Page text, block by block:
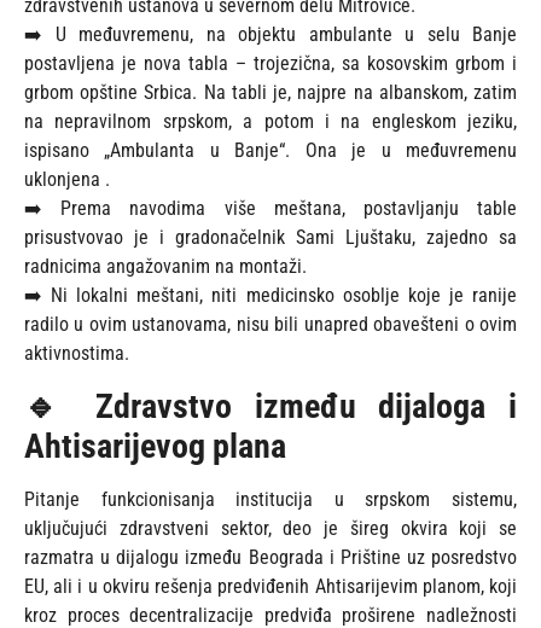
zdravstvenih ustanova u severnom delu Mitrovice.
➡️ U međuvremenu, na objektu ambulante u selu Banje
postavljena je nova tabla – trojezična, sa kosovskim grbom i
grbom opštine Srbica. Na tabli je, najpre na albanskom, zatim
na nepravilnom srpskom, a potom i na engleskom jeziku,
ispisano „Ambulanta u Banje“. Ona je u međuvremenu
uklonjena .
➡️ Prema navodima više meštana, postavljanju table
prisustvovao je i gradonačelnik Sami Ljuštaku, zajedno sa
radnicima angažovanim na montaži.
➡️ Ni lokalni meštani, niti medicinsko osoblje koje je ranije
radilo u ovim ustanovama, nisu bili unapred obavešteni o ovim
aktivnostima.
🔹 Zdravstvo između dijaloga i
Ahtisarijevog plana
Pitanje funkcionisanja institucija u srpskom sistemu,
uključujući zdravstveni sektor, deo je šireg okvira koji se
razmatra u dijalogu između Beograda i Prištine uz posredstvo
EU, ali i u okviru rešenja predviđenih Ahtisarijevim planom, koji
kroz proces decentralizacije predviđa proširene nadležnosti